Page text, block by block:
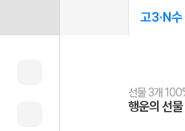
고3·N수
선물 3개
행운의 선물
선물 100%
메가스터디
여름방학 스터
메가런 썸머
2027 러셀 단
강사 공개
스마트러닝앱
설문
메가패스
3일 무료 체
메가패스 수강
메가클럽 멤
사회공헌 캠페
희망이룸 메